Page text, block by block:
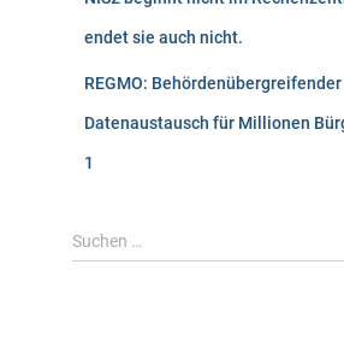
endet sie auch nicht.
REGMO: Behördenübergreifender
Datenaustausch für Millionen
1
S
u
Suchen …